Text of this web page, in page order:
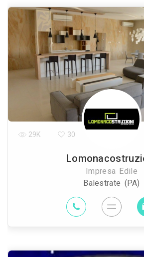
Impresa Edile
Balestrate (PA)
29K 30